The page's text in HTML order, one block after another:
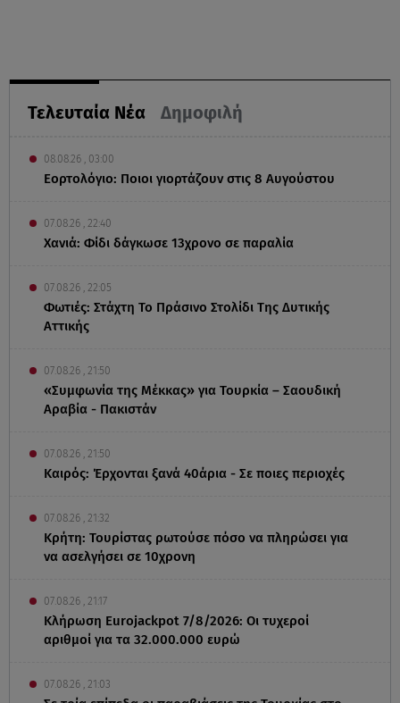
Τελευταία Νέα Δημοφιλή
08.08.26 , 03:00
Εορτολόγιο: Ποιοι γιορτάζουν στις 8 Αυγούστου
07.08.26 , 22:40
Χανιά: Φίδι δάγκωσε 13χρονο σε παραλία
07.08.26 , 22:05
Φωτιές: Στάχτη Το Πράσινο Στολίδι Της Δυτικής
Αττικής
07.08.26 , 21:50
«Συμφωνία της Μέκκας» για Τουρκία – Σαουδική
Αραβία - Πακιστάν
07.08.26 , 21:50
Καιρός: Έρχονται ξανά 40άρια - Σε ποιες περιοχές
07.08.26 , 21:32
Κρήτη: Τουρίστας ρωτούσε πόσο να πληρώσει για
να ασελγήσει σε 10χρονη
07.08.26 , 21:17
Κλήρωση Eurojackpot 7/8/2026: Οι τυχεροί
αριθμοί για τα 32.000.000 ευρώ
07.08.26 , 21:03